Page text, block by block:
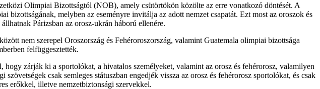
Olimpiai Bizottságtól (NOB), amely csütörtökön közölte az erre vonatkozó döntését. A
melyben az eseményre invitálja az adott nemzet csapatát. Ezt most az oroszok és
Párizsban az orosz-ukrán háború ellenére.
nem szerepel Oroszország és Fehéroroszország, valamint Guatemala olimpiai bizottsága
felfüggesztették.
zárják ki a sportolókat, a hivatalos személyeket, valamint az orosz és fehérorosz, valamilyen
csak semleges státuszban engedjék vissza az orosz és fehérorosz sportolókat, és csak
erőkkel, illetve nemzetbiztonsági szervekkel.